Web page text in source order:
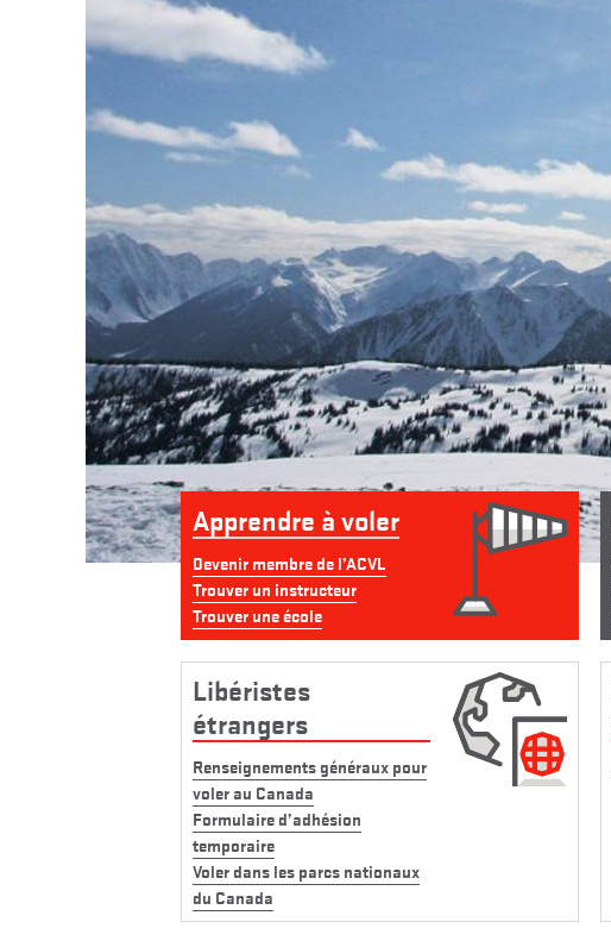
Apprendre à voler
Devenir membre de l’ACVL
Trouver un instructeur
Trouver une école
Libéristes
étrangers
Renseignements généraux pour
voler au Canada
Formulaire d’adhésion
temporaire
Voler dans les parcs nationaux
du Canada